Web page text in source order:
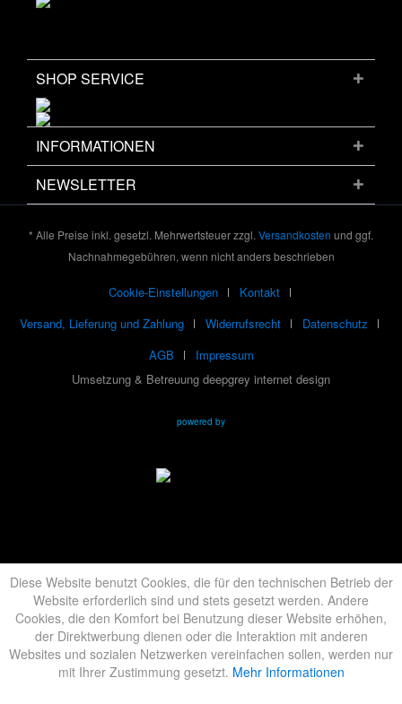
SHOP SERVICE
INFORMATIONEN
NEWSLETTER
* Alle Preise inkl. gesetzl. Mehrwertsteuer zzgl. Versandkosten und ggf.
Nachnahmegebühren, wenn nicht anders beschrieben
Cookie-Einstellungen
Kontakt
Versand, Lieferung und Zahlung
Widerrufsrecht
Datenschutz
AGB
Impressum
Umsetzung & Betreuung deepgrey internet design
powered by
Diese Website benutzt Cookies, die für den technischen Betrieb der
Website erforderlich sind und stets gesetzt werden. Andere
Cookies, die den Komfort bei Benutzung dieser Website erhöhen,
der Direktwerbung dienen oder die Interaktion mit anderen
Websites und sozialen Netzwerken vereinfachen sollen, werden nur
mit Ihrer Zustimmung gesetzt. Mehr Informationen